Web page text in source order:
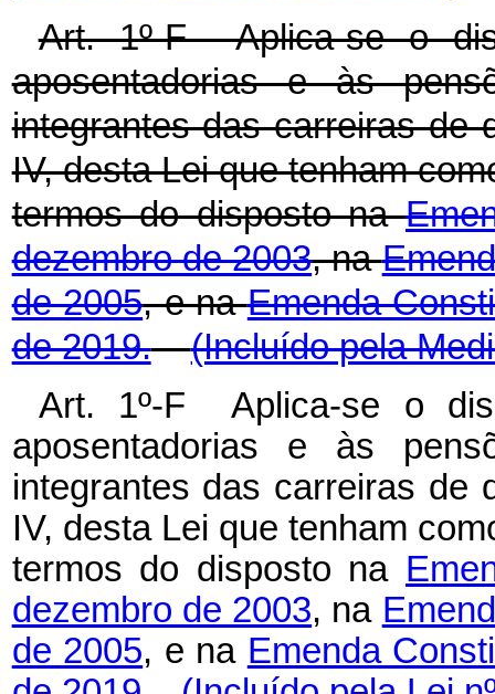
Art. 1º-F Aplica-se o
aposentadorias e às
integrantes das carreiras de
IV, desta Lei que tenham
termos do disposto na
dezembro de 2003, na
de 2005, e naEmenda
de 2019.
(Incluído pela
Art. 1º-F Aplica-se o
aposentadorias e às
integrantes das carreiras de
IV, desta Lei que tenham
termos do disposto na
dezembro de 2003, na
de 2005, e na Emenda